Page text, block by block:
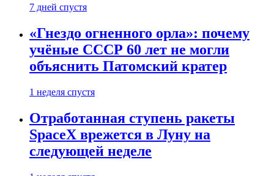
7 дней спустя
«Гнездо огненного орла»: почему
учёные СССР 60 лет не могли
объяснить Патомский кратер
1 неделя спустя
Отработанная ступень ракеты
SpaceX врежется в Луну на
следующей неделе